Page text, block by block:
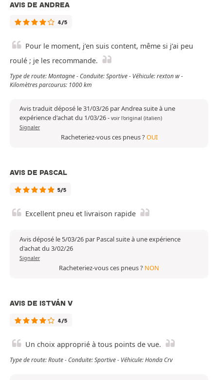
AVIS DE ANDREA
4/5
Pour le moment, j’en suis content, même si j’ai peu
roulé ; je les recommande.
Type de route: Montagne - Conduite: Sportive - Véhicule: rexton w -
Kilomètres parcourus: 1000 km
Avis traduit déposé le 31/03/26 par Andrea suite à une
expérience d'achat du 1/03/26- voir l'original (italien)
Signaler
Racheteriez-vous ces pneus ?OUI
AVIS DE PASCAL
5/5
Excellent pneu et livraison rapide
Avis déposé le 5/03/26 par Pascal suite à une expérience
d'achat du 3/02/26
Signaler
Racheteriez-vous ces pneus ? NON
AVIS DE ISTVÁN V
4/5
Un choix approprié à tous points de vue.
Type de route: Route - Conduite: Sportive - Véhicule: Honda Crv